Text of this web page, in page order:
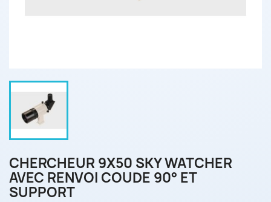
CHERCHEUR 9X50 SKY WATCHER
AVEC RENVOI COUDE 90° ET
SUPPORT